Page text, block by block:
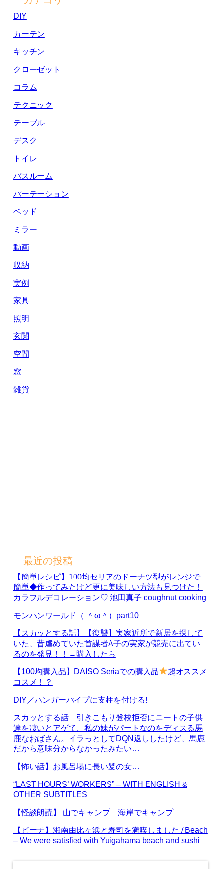
DIY
カーテン
キッチン
クローゼット
コラム
テクニック
テーブル
デスク
トイレ
バスルーム
パーテーション
ベッド
ミラー
動画
収納
実例
家具
照明
玄関
空間
窓
雑貨
最近の投稿
【簡単レシピ】100均セリアのドーナツ型がレンジで
簡単◆作ってみたけど更に美味しい方法も見つけた！
カラフルデコレーション♡ 池田真子 doughnut cooking
モンハンワールド（ ＾ω＾）part10
【スカッとする話】【復讐】実家近所で新居を探して
いた、昔虐めていた首謀者A子の実家が競売に出てい
るのを発見！！→購入したら
【100均購入品】DAISO Seriaでの購入品
超オススメ
コスメ！？
DIY／ハンガーパイプに支柱を付ける!
スカッとする話 引きこもり登校拒否にニートの子供
達を凄いとアゲて、私の妹がパートなのをディスる馬
鹿なおばさん。イラっとしてDQN返ししたけど、馬鹿
だから意味分からなかったみたい…
【怖い話】お風呂場に長い髪の女…
“LAST HOURS’ WORKERS” – WITH ENGLISH &
OTHER SUBTITLES
【怪談朗読】 山でキャンプ 海岸でキャンプ
【ビーチ】湘南由比ヶ浜と寿司を満喫しました / Beach
– We were satisfied with Yuigahama beach and sushi